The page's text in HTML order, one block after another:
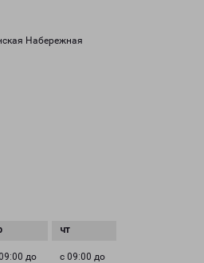
Набережная
до
с 09:00 до